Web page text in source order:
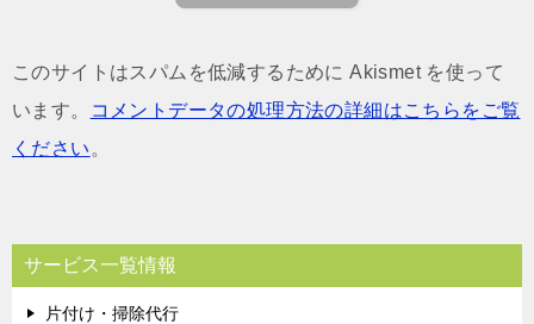
このサイトはスパムを低減するために Akismet を使って
います。
コメントデータの処理方法の詳細はこちらをご覧
ください 。
サービス一覧情報
片付け・掃除代行